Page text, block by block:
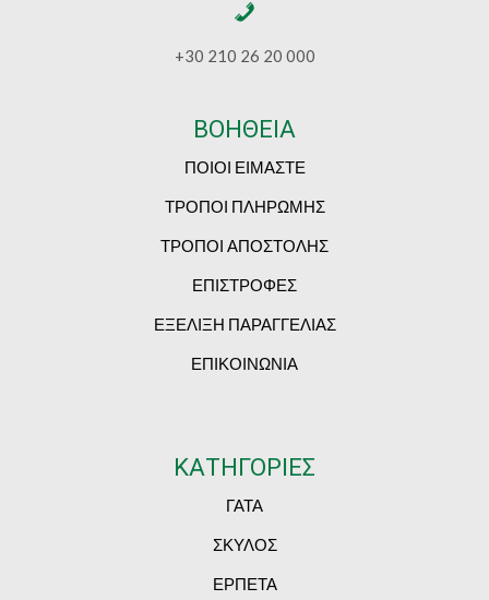
+30 210 26 20 000
ΒΟΗΘΕΙΑ
ΠΟΙΟΙ ΕΙΜΑΣΤΕ
ΤΡΟΠΟΙ ΠΛΗΡΩΜΗΣ
ΤΡΟΠΟΙ ΑΠΟΣΤΟΛΗΣ
ΕΠΙΣΤΡΟΦΕΣ
ΕΞΕΛΙΞΗ ΠΑΡΑΓΓΕΛΙΑΣ
ΕΠΙΚΟΙΝΩΝΙΑ
ΚΑΤΗΓΟΡΙΕΣ
ΓΑΤΑ
ΣΚΥΛΟΣ
ΕΡΠΕΤΑ